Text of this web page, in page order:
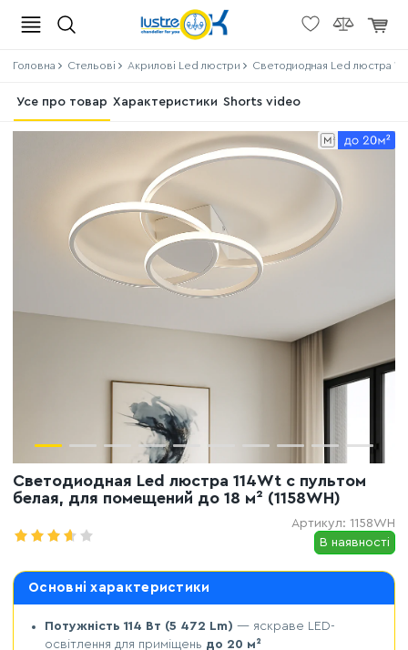
Головна Стельові Акрилові Led люстри Светодиодная Led люстра
Усе про товар Характеристики Shorts video
Светодиодная Led люстра 114Wt с пультом
белая, для помещений до 18 м² (1158WH)
Артикул: 1158WH
В наявності
Основні характеристики
Потужність 114 Вт (5 472 Lm) — яскраве LED-
освітлення для приміщень до 20 м²